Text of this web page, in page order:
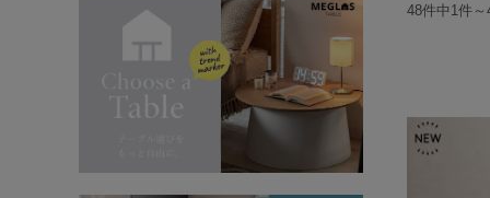
48件中1件